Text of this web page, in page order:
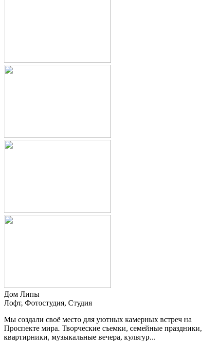
Дом Липы
Лофт, Фотостудия, Студия
Мы создали своё место для уютных камерных встреч на
Проспекте мира. Творческие съемки, семейные праздники,
квартирники, музыкальные вечера, культур...